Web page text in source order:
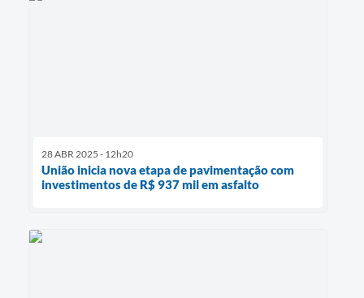
28 ABR 2025 - 12h20
União inicia nova etapa de pavimentação com
investimentos de R$ 937 mil em asfalto